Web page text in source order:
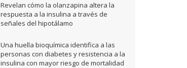
Revelan cómo la olanzapina altera la
respuesta a la insulina a través de
señales del hipotálamo
Una huella bioquímica identifica a las
personas con diabetes y resistencia a la
insulina con mayor riesgo de mortalidad